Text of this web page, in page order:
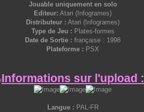
Jouable uniquement en solo
Editeur: Atari (Infogrames)
Distributeur : Atari (Infogrames)
Type de Jeu : Plates-formes
Date de Sortie : française : 1998
Plateforme : PSX
Informations sur l'upload :
Langue : PAL-FR